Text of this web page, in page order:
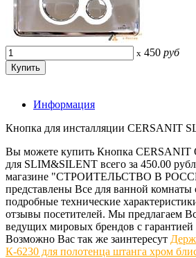
x 450 руб
Информация
Кнопка для инсталляции CERSANIT
Вы можете купить Кнопка CERSANIT
для SLIM&SILENT всего за 450.00
магазине "СТРОИТЕЛЬСТВО В
представлены Все для ванной комнаты
подробные технические
отзывы посетителей. Мы предлагаем
ведущих мировых брендов с гарантией
Возможно Вас так же заинтересут
К-6230 для полотенца штанга хром